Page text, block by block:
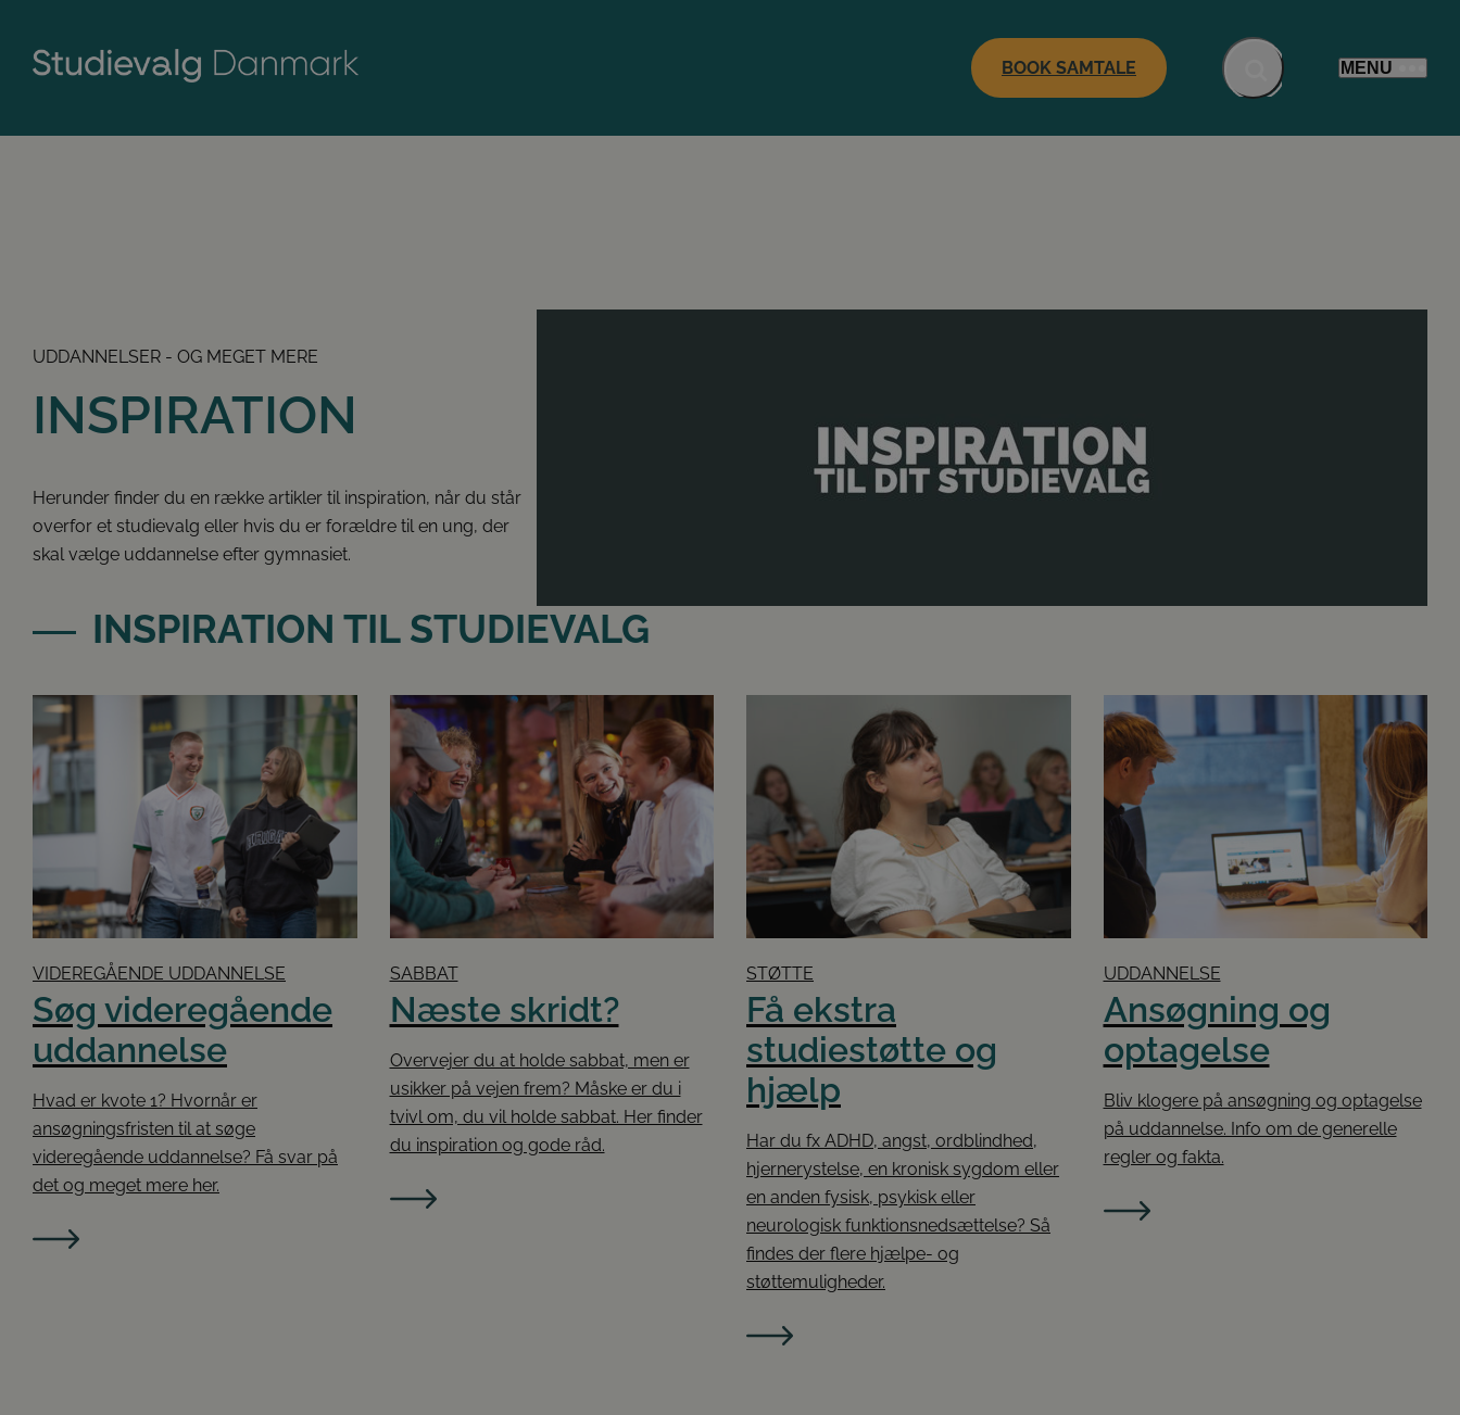
BOOK SAMTALE MENU
UDDANNELSER - OG MEGET MERE
INSPIRATION
Herunder finder du en række artikler til inspiration, når du står
overfor et studievalg eller hvis du er forældre til en ung, der
skal vælge uddannelse efter gymnasiet.
INSPIRATION TIL STUDIEVALG
VIDEREGÅENDE UDDANNELSE
Søg videregående
uddannelse
Hvad er kvote 1? Hvornår er
ansøgningsfristen til at søge
videregående uddannelse? Få svar på
det og meget mere her.
SABBAT
Næste skridt?
Overvejer du at holde sabbat, men er
usikker på vejen frem? Måske er du i
tvivl om, du vil holde sabbat. Her finder
du inspiration og gode råd.
STØTTE
Få ekstra
studiestøtte og
hjælp
Har du fx ADHD, angst, ordblindhed,
hjernerystelse, en kronisk sygdom eller
en anden fysisk, psykisk eller
neurologisk funktionsnedsættelse? Så
findes der flere hjælpe- og
støttemuligheder.
UDDANNELSE
Ansøgning og
optagelse
Bliv klogere på ansøgning og optagelse
på uddannelse. Info om de generelle
regler og fakta.